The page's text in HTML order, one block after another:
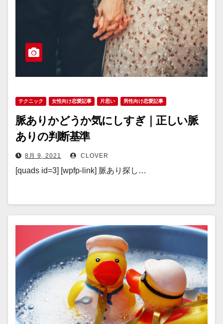
テクニック 女性向け恋愛記事 片思い 男性向け恋愛記事
脈ありかどうか気にしすぎ｜正しい脈
ありの判断基準
8月 9, 2021 CLOVER
[quads id=3] [wpfp-link] 脈あり探し…